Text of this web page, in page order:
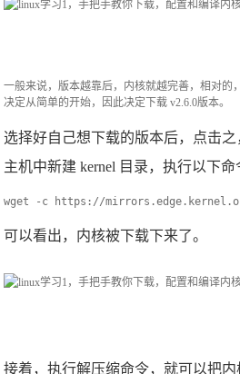
一般来说，版本越靠后，内核就越完善，相对的
决定从简单的开始，因此决定下载 v2.6.0版本。
选择好自己想下载的版本后，点击
主机中新建 kernel 目录，执行以下命
wget -c https://
可以看出，内核被下载下来了。
接着，执行解压缩命令，就可以把内